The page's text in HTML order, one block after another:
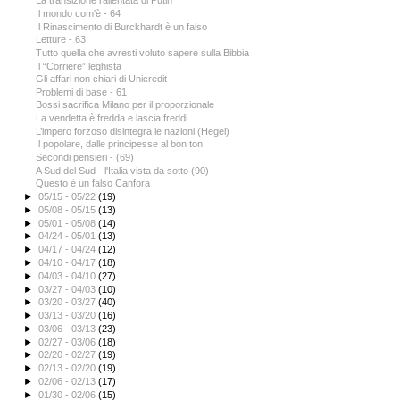
Il mondo com'è - 64
Il Rinascimento di Burckhardt è un falso
Letture - 63
Tutto quella che avresti voluto sapere sulla Bibbia
Il “Corriere” leghista
Gli affari non chiari di Unicredit
Problemi di base - 61
Bossi sacrifica Milano per il proporzionale
La vendetta è fredda e lascia freddi
L’impero forzoso disintegra le nazioni (Hegel)
Il popolare, dalle principesse al bon ton
Secondi pensieri - (69)
A Sud del Sud - l'Italia vista da sotto (90)
Questo è un falso Canfora
►05/15 - 05/22(19)
►05/08 - 05/15(13)
►05/01 - 05/08(14)
►04/24 - 05/01(13)
►04/17 - 04/24(12)
►04/10 - 04/17(18)
►04/03 - 04/10(27)
►03/27 - 04/03(10)
►03/20 - 03/27(40)
►03/13 - 03/20(16)
►03/06 - 03/13(23)
►02/27 - 03/06(18)
►02/20 - 02/27(19)
►02/13 - 02/20(19)
►02/06 - 02/13(17)
►01/30 - 02/06(15)